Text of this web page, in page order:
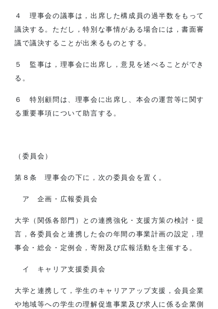
４ 理事会の議事は，出席した構成員の過半数をもって
議決する。ただし，特別な事情がある場合には，書面審
議で議決することが出来るものとする。
５ 監事は，理事会に出席し，意見を述べることができ
る。
６ 特別顧問は、理事会に出席し、本会の運営等に関す
る重要事項について助言する。
（委員会）
第８条 理事会の下に，次の委員会を置く。
ア 企画・広報委員会
大学（関係各部門）との連携強化・支援方策の検討・提
言，各委員会と連携した会の年間の事業計画の設定，理
事会・総会・定例会，寄附及び広報活動を主催する。
イ キャリア支援委員会
大学と連携して，学生のキャリアアップ支援，会員企業
や地域等への学生の理解促進事業及び求人に係る企業側